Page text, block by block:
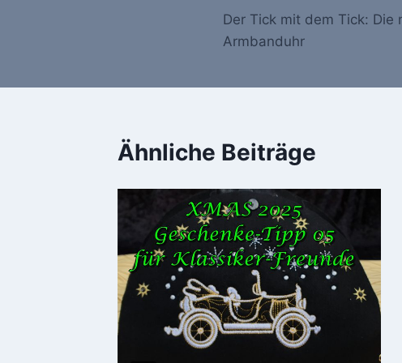
Der Tick mit dem Tick: Die
Armbanduhr
Ähnliche Beiträge